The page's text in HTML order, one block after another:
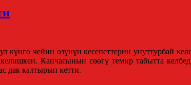
чейин өзүнүн кесепеттерин унуттурбай
Канчасынын сөөгү темир табытта
дак калтырып кетти.